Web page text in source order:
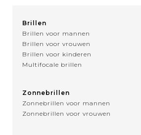
Brillen
Brillen voor mannen
Brillen voor vrouwen
Brillen voor kinderen
Multifocale brillen
Zonnebrillen
Zonnebrillen voor mannen
Zonnebrillen voor vrouwen